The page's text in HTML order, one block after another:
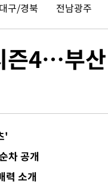
과 한일전
망·1명 실종
신의 기회로 삼겠다"
㎜ 비
닥 1.3%↑
㎜ '강한 비'[내일날씨]
역엔 호의주의보
명 돌파
대구/경북 전남광주
4…부
'
차 공개
력 소개